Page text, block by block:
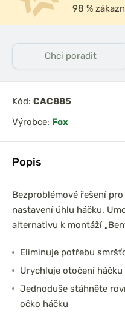
Popis
Bezproblémové řešení
nastavení úhlu háčku.
alternativu k montáží
Eliminuje potřebu
Urychluje otočení
Jednoduše stáhněte
očko háčku
98 %
Chci poradit
Kód: CAC885
Výrobce: Fox